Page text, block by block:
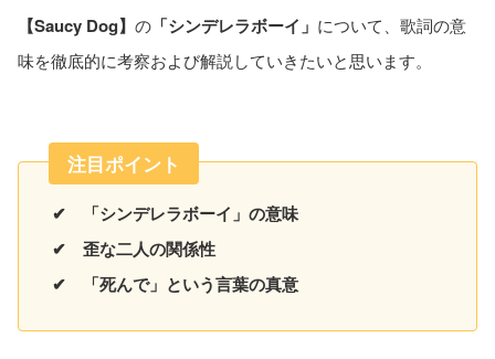
【Saucy Dog】 の 「シンデレラボーイ」 について、歌詞の意
味を徹底的に考察および解説していきたいと思います。
注目ポイント
✔ 「シンデレラボーイ」の意味
✔ 歪な二人の関係性
✔ 「死んで」という言葉の真意